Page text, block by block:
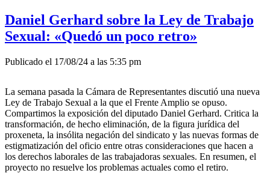
Daniel Gerhard sobre la Ley de Trabajo
Sexual: «Quedó un poco retro»
Publicado el 17/08/24 a las 5:35 pm
La semana pasada la Cámara de Representantes discutió una nueva
Ley de Trabajo Sexual a la que el Frente Amplio se opuso.
Compartimos la exposición del diputado Daniel Gerhard. Critica la
transformación, de hecho eliminación, de la figura jurídica del
proxeneta, la insólita negación del sindicato y las nuevas formas de
estigmatización del oficio entre otras consideraciones que hacen a
los derechos laborales de las trabajadoras sexuales. En resumen, el
proyecto no resuelve los problemas actuales como el retiro.